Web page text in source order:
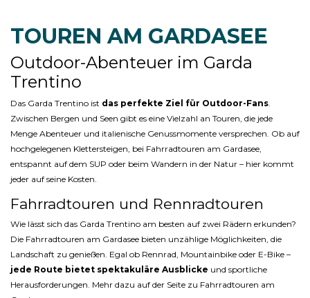
TOUREN AM GARDASEE
Outdoor-Abenteuer im Garda
Trentino
Das Garda Trentino ist das perfekte Ziel für Outdoor-Fans.
Zwischen Bergen und Seen gibt es eine Vielzahl an Touren, die jede
Menge Abenteuer und italienische Genussmomente versprechen. Ob auf
hochgelegenen Klettersteigen, bei Fahrradtouren am Gardasee,
entspannt auf dem SUP oder beim Wandern in der Natur – hier kommt
jeder auf seine Kosten.
Fahrradtouren und Rennradtouren
Wie lässt sich das Garda Trentino am besten auf zwei Rädern erkunden?
Die Fahrradtouren am Gardasee bieten unzählige Möglichkeiten, die
Landschaft zu genießen. Egal ob Rennrad, Mountainbike oder E-Bike –
jede Route bietet spektakuläre Ausblicke und sportliche
Herausforderungen. Mehr dazu auf der Seite zu Fahrradtouren am